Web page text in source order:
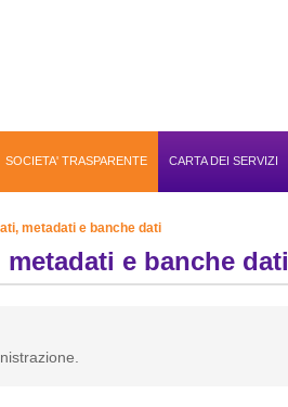
SOCIETA' TRASPARENTE CARTA DEI SERVIZI
metadati e banche dati
e banche dati